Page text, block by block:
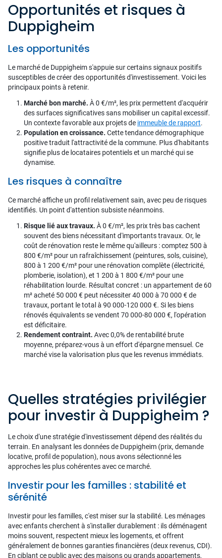
Opportunités et risques à
Duppigheim
Les opportunités
Le marché de Duppigheim s'appuie sur certains signaux positifs
susceptibles de créer des opportunités d'investissement. Voici les
principaux points à retenir.
Marché bon marché. À 0 €/m², les prix permettent d'acquérir
des surfaces significatives sans mobiliser un capital excessif.
Un contexte favorable aux projets de immeuble de rapport.
Population en croissance. Cette tendance démographique
positive traduit l'attractivité de la commune. Plus d'habitants
signifie plus de locataires potentiels et un marché qui se
dynamise.
Les risques à connaître
Ce marché affiche un profil relativement sain, avec peu de risques
identifiés. Un point d'attention subsiste néanmoins.
Risque lié aux travaux. À 0 €/m², les prix très bas cachent
souvent des biens nécessitant d'importants travaux. Or, le
coût de rénovation reste le même qu'ailleurs : comptez 500 à
800 €/m² pour un rafraîchissement (peintures, sols, cuisine),
800 à 1 200 €/m² pour une rénovation complète (électricité,
plomberie, isolation), et 1 200 à 1 800 €/m² pour une
réhabilitation lourde. Résultat concret : un appartement de 60
m² acheté 50 000 € peut nécessiter 40 000 à 70 000 € de
travaux, portant le total à 90 000-120 000 €. Si les biens
rénovés équivalents se vendent 70 000-80 000 €, l'opération
est déficitaire.
Rendement contraint. Avec 0,0% de rentabilité brute
moyenne, préparez-vous à un effort d'épargne mensuel. Ce
marché vise la valorisation plus que les revenus immédiats.
Quelles stratégies privilégier
pour investir à Duppigheim ?
Le choix d'une stratégie d'investissement dépend des réalités du
terrain. En analysant les données de Duppigheim (prix, demande
locative, profil de population), nous avons sélectionné les
approches les plus cohérentes avec ce marché.
Investir pour les familles : stabilité et
sérénité
Investir pour les familles, c'est miser sur la stabilité. Les ménages
avec enfants cherchent à s'installer durablement : ils déménagent
moins souvent, respectent mieux les logements, et offrent
généralement de bonnes garanties financières (deux revenus, CDI).
En ciblant ce public avec des maisons ou grands appartements,